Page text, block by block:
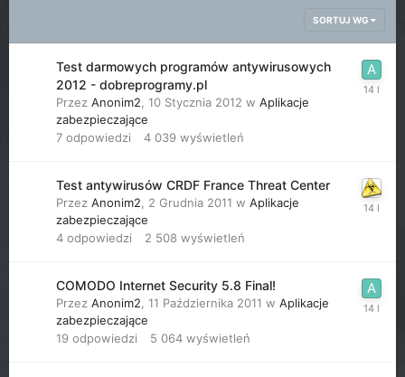
SORTUJ WG
Test darmowych programów antywirusowych
2012 - dobreprogramy.pl
Przez Anonim2 10 Stycznia 2012 w Aplikacje
zabezpieczające
7 odpowiedzi 4 039 wyświetleń
Test antywirusów CRDF France Threat Center
Przez Anonim2 2 Grudnia 2011 w Aplikacje
zabezpieczające
4 odpowiedzi 2 508 wyświetleń
COMODO Internet Security 5.8 Final!
Przez Anonim2 11 Października 2011 w Aplikacje
zabezpieczające
19 odpowiedzi 5 064 wyświetleń